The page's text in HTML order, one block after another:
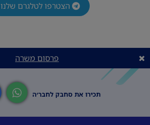
הצטרפו לטלגרם שלנו
פרסום משרה
תכירו את סחבק לחבר׳ה